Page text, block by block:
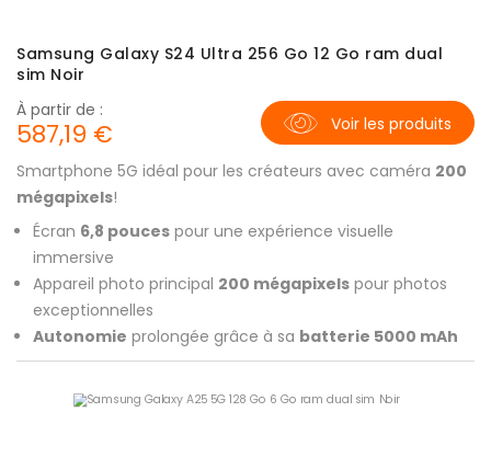
Samsung Galaxy S24 Ultra 256 Go 12 Go ram dual
sim Noir
Smartphone 5G idéal pour les créateurs avec caméra 200
mégapixels!
À partir de :
587,19 € Voir les produits
Écran 6,8 pouces pour une expérience visuelle
immersive
Appareil photo principal 200 mégapixels pour photos
exceptionnelles
Autonomie prolongée grâce à sa batterie 5000 mAh